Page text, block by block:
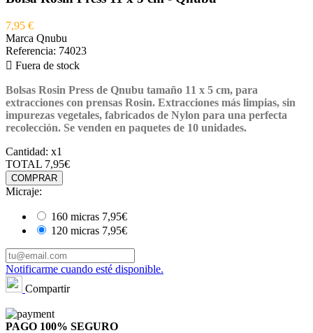
7,95 €
Marca Qnubu
Referencia: 74023
 Fuera de stock
Bolsas Rosin Press de Qnubu tamaño 11 x 5 cm, para
extracciones con prensas Rosin. Extracciones más limpias, sin
impurezas vegetales, fabricados de Nylon para una perfecta
recolección. Se venden en paquetes de 10 unidades.
Cantidad: x1
TOTAL 7,95€
COMPRAR
Micraje:
160 micras 7,95€
120 micras 7,95€
Notificarme cuando esté disponible.
Compartir
PAGO 100% SEGURO